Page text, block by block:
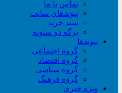
تماس با ما
پیوندهای سایت
سبد خريد
برگه دو ستونه
پیوندها
گروه اجتماعی
گروه اقتصاد
گروه سیاسی
گروه فرهنگ
ویژه خبری